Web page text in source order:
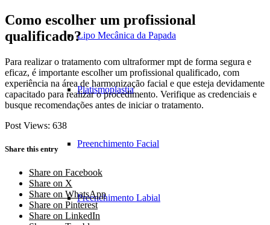
Lipo Mecânica da Papada
Platismoplastia
Preenchimento Facial
Preenchimento Labial
Como escolher um profissional
qualificado?
Para realizar o tratamento com ultraformer mpt de forma segura e
eficaz, é importante escolher um profissional qualificado, com
experiência na área de harmonização facial e que esteja devidamente
capacitado para realizar o procedimento. Verifique as credenciais e
busque recomendações antes de iniciar o tratamento.
Post Views: 638
Share this entry
Share on Facebook
Share on X
Share on WhatsApp
Share on Pinterest
Share on LinkedIn